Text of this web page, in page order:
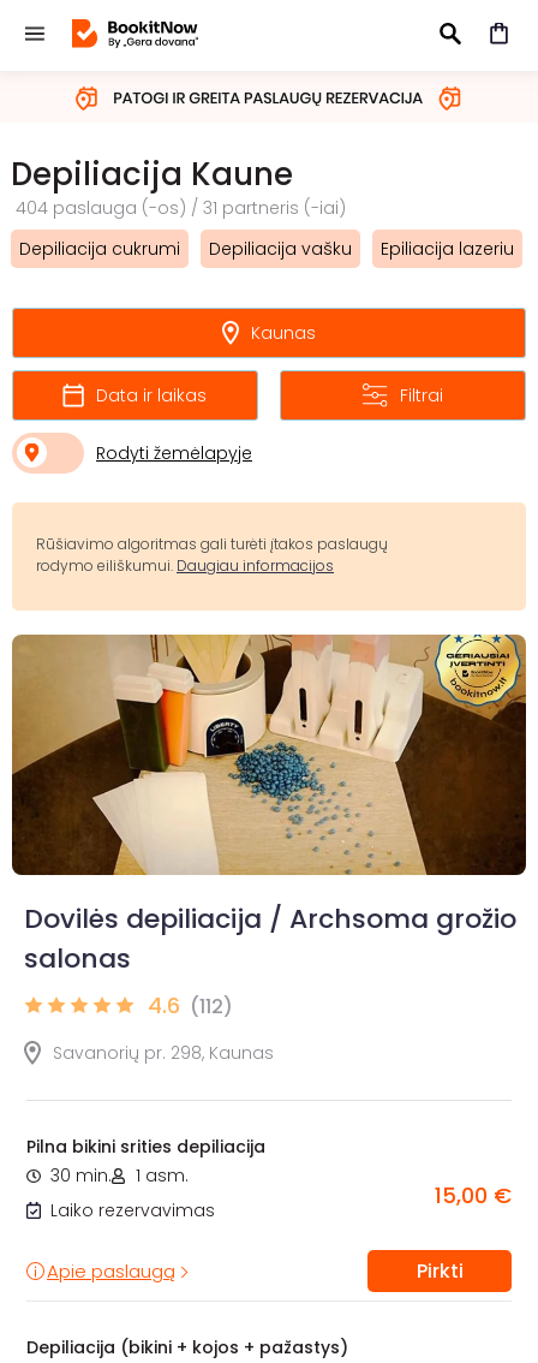
IEŠKOTI
Depiliacija Kaune
404 paslauga (-os) / 31 partneris (-iai)
Depiliacija cukrumi
Depiliacija vašku Epiliacija lazeriu
Kaunas
Data ir laikas Filtrai
Rodyti žemėlapyje
Rūšiavimo algoritmas gali turėti įtakos paslaugų
rodymo eiliškumui. Daugiau informacijos
Dovilės depiliacija / Archsoma grožio
salonas
4.6 (112)
Savanorių pr. 298, Kaunas
Pilna bikini srities depiliacija
30 min.
1 asm.
Laiko rezervavimas
15,00 €
Apie paslaugą Pirkti
Depiliacija (bikini + kojos + pažastys)